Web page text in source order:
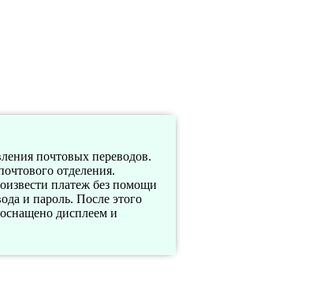
почтовых переводов.
отделения.
платеж без помощи
и пароль. После этого
дисплеем и